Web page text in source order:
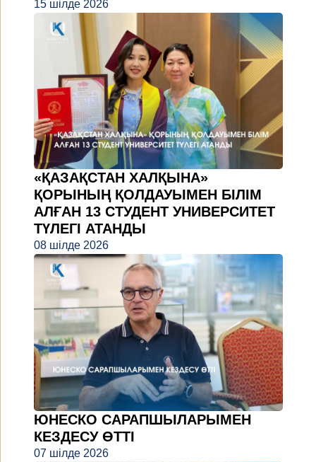
15 шілде 2026
«ҚАЗАҚСТАН ХАЛҚЫНА»
ҚОРЫНЫҢ ҚОЛДАУЫМЕН БІЛІМ
АЛҒАН 13 СТУДЕНТ УНИВЕРСИТЕТ
ТҮЛЕГІ АТАНДЫ
08 шілде 2026
ЮНЕСКО САРАПШЫЛАРЫМЕН
КЕЗДЕСУ ӨТТІ
07 шілде 2026